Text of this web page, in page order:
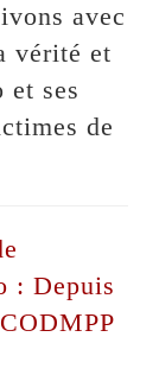
avec
vérité et
et ses
de
: Depuis